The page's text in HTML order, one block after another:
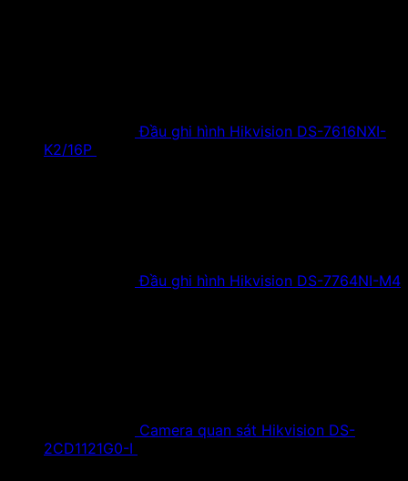
Đầu ghi hình Hikvision DS-7616NXI-
K2/16P
Đầu ghi hình Hikvision DS-7764NI-M4
Camera quan sát Hikvision DS-
2CD1121G0-I